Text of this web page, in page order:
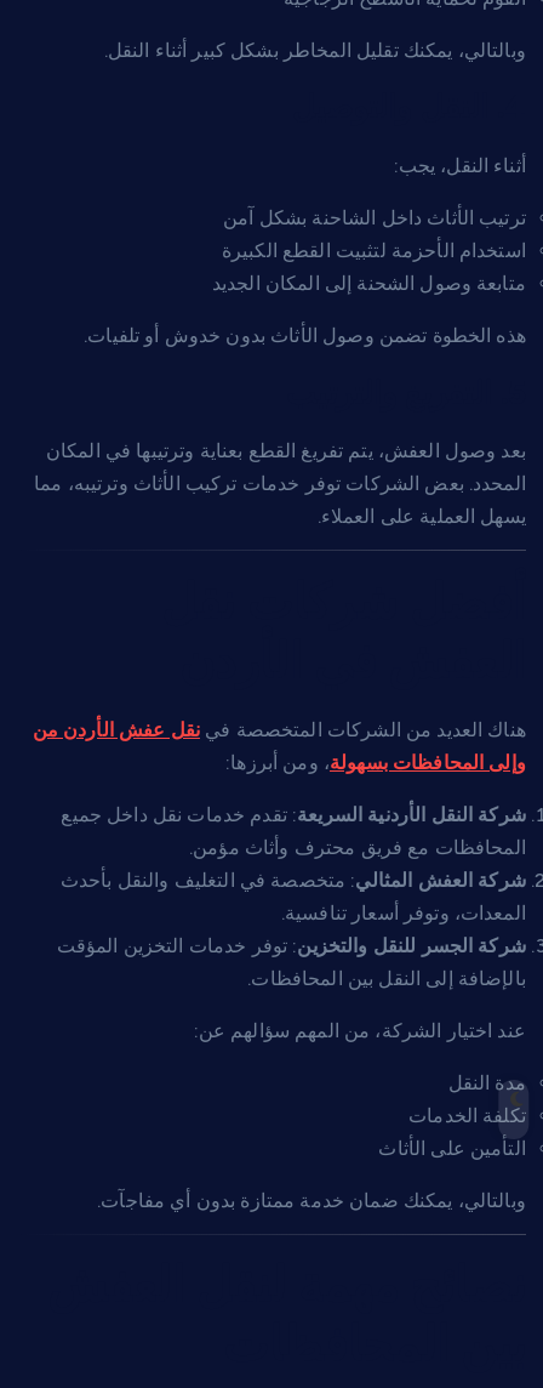
وبالتالي، يمكنك تقليل المخاطر بشكل كبير أثناء النقل.
أثناء النقل، يجب:
ترتيب الأثاث داخل الشاحنة بشكل آمن
استخدام الأحزمة لتثبيت القطع الكبيرة
متابعة وصول الشحنة إلى المكان الجديد
هذه الخطوة تضمن وصول الأثاث بدون خدوش أو تلفيات.
بعد وصول العفش، يتم تفريغ القطع بعناية وترتيبها في المكان
المحدد. بعض الشركات توفر خدمات تركيب الأثاث وترتيبه، مما
يسهل العملية على العملاء.
هناك العديد من الشركات المتخصصة فينقل عفش الأردن من
وإلى المحافظات بسهولة، ومن أبرزها:
شركة النقل الأردنية السريعة: تقدم خدمات نقل داخل جميع
المحافظات مع فريق محترف وأثاث مؤمن.
شركة العفش المثالي: متخصصة في التغليف والنقل بأحدث
المعدات، وتوفر أسعار تنافسية.
شركة الجسر للنقل والتخزين: توفر خدمات التخزين المؤقت
بالإضافة إلى النقل بين المحافظات.
عند اختيار الشركة، من المهم سؤالهم عن:
مدة النقل
تكلفة الخدمات
التأمين على الأثاث
وبالتالي، يمكنك ضمان خدمة ممتازة بدون أي مفاجآت.